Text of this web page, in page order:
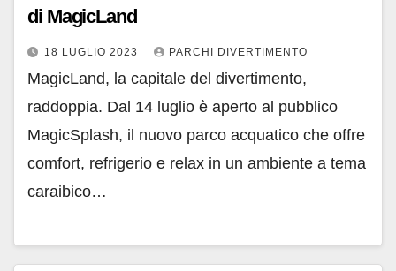
di MagicLand
18 LUGLIO 2023 PARCHI DIVERTIMENTO
MagicLand, la capitale del divertimento,
raddoppia. Dal 14 luglio è aperto al pubblico
MagicSplash, il nuovo parco acquatico che offre
comfort, refrigerio e relax in un ambiente a tema
caraibico…